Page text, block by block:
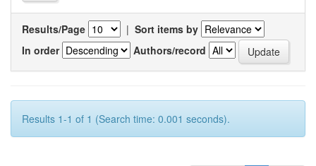
Results/Page | Sort items by
In order
Authors/record
Results 1-1 of 1 (Search time: 0.001 seconds).